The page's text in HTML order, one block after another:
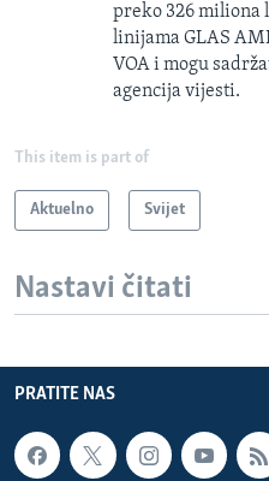
preko 326 miliona
linijama GLAS
VOA i mogu
agencija vijesti.
This item is part of
Aktuelno Svijet
Nastavi čitati
PRATITE NAS